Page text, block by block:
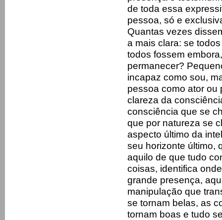
de toda essa
pessoa, só e
Quantas vezes
a mais clara: se
todos fossem
permanecer?
incapaz como sou,
pessoa como ator ou
clareza da
consciência que se
que por natureza se
aspecto último da
seu horizonte último,
aquilo de que tudo
coisas, identifica
grande presença,
manipulação que
se tornam belas, as
tornam boas e tudo